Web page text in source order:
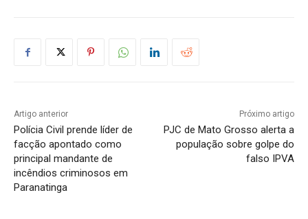
Artigo anterior
Polícia Civil prende líder de
facção apontado como
principal mandante de
incêndios criminosos em
Paranatinga
Próximo artigo
PJC de Mato Grosso alerta a
população sobre golpe do
falso IPVA